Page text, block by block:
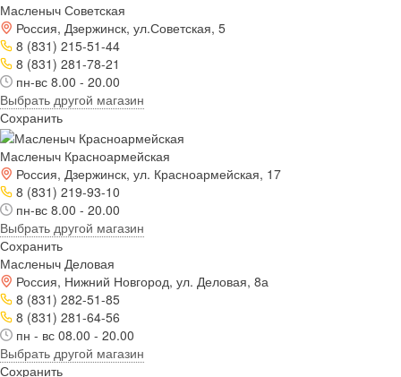
Масленыч Советская
Россия, Дзержинск, ул.Советская, 5
8 (831) 215-51-44
8 (831) 281-78-21
пн-вс 8.00 - 20.00
Выбрать другой магазин
Сохранить
Масленыч Красноармейская
Россия, Дзержинск, ул. Красноармейская, 17
8 (831) 219-93-10
пн-вс 8.00 - 20.00
Выбрать другой магазин
Сохранить
Масленыч Деловая
Россия, Нижний Новгород, ул. Деловая, 8а
8 (831) 282-51-85
8 (831) 281-64-56
пн - вс 08.00 - 20.00
Выбрать другой магазин
Сохранить